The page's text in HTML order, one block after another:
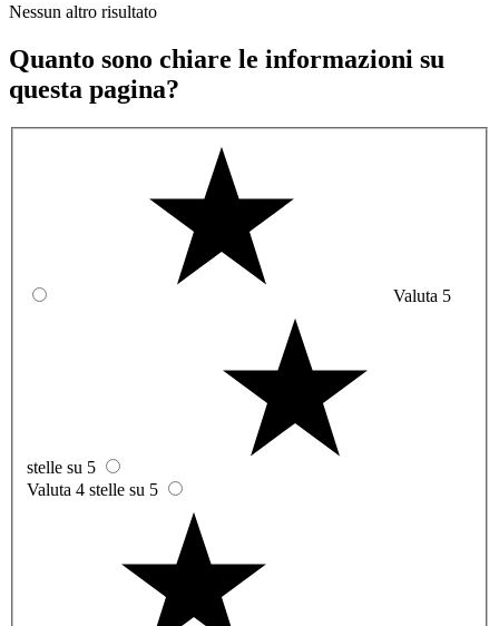
Nessun altro risultato
Quanto sono chiare le informazioni su
questa pagina?
Valuta 5
stelle su 5
Valuta 4 stelle su 5